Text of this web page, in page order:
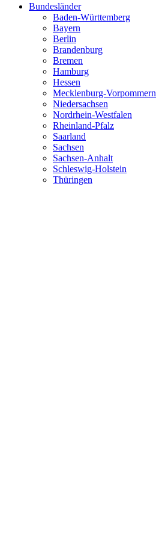
Bundesländer
Baden-Württemberg
Bayern
Berlin
Brandenburg
Bremen
Hamburg
Hessen
Mecklenburg-Vorpommern
Niedersachsen
Nordrhein-Westfalen
Rheinland-Pfalz
Saarland
Sachsen
Sachsen-Anhalt
Schleswig-Holstein
Thüringen